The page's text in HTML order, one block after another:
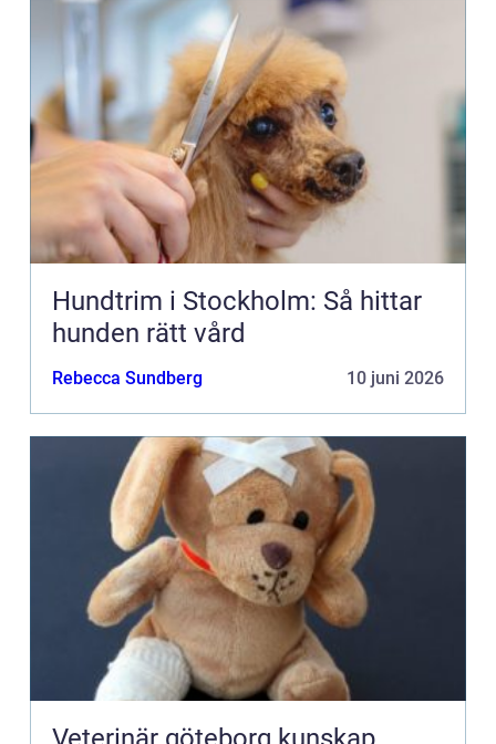
Hundtrim i Stockholm: Så hittar
hunden rätt vård
Rebecca Sundberg 10 juni 2026